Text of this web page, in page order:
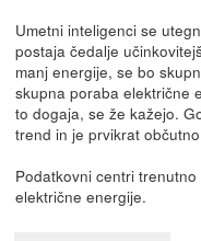
Umetni inteligenci se
postaja čedalje
manj energije, se bo
skupna poraba električne
to dogaja, se že kažejo.
trend in je prvikrat
Podatkovni centri
električne energije.